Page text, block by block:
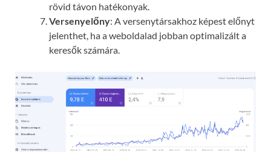
rövid távon hatékonyak.
Versenyelőny: A versenytársakhoz képest előnyt
jelenthet, ha a weboldalad jobban optimalizált a
keresők számára.